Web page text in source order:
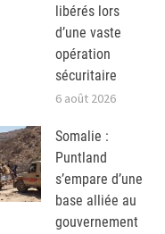
libérés lors
d’une vaste
opération
sécuritaire
6 août 2026
Somalie :
Puntland
s’empare d’une
base alliée au
gouvernement